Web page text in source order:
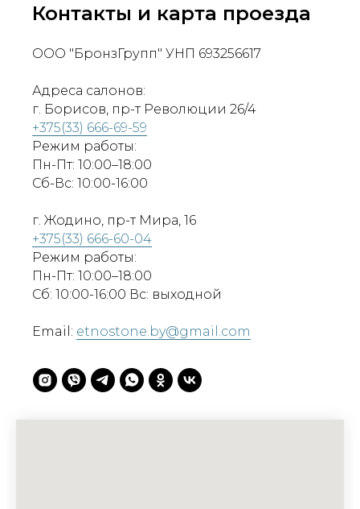
Контакты и карта проезда
ООО "БронзГрупп" УНП 693256617
Адреса салонов:
г. Борисов, пр-т Революции 26/4
+375(33) 666-69-59
Режим работы:
Пн-Пт: 10:00–18:00
Сб-Вс: 10:00-16:00
г. Жодино, пр-т Мира, 16
+375(33) 666-60-04
Режим работы:
Пн-Пт: 10:00–18:00
Сб: 10:00-16:00 Вс: выходной
Email: etnostone.by@gmail.com